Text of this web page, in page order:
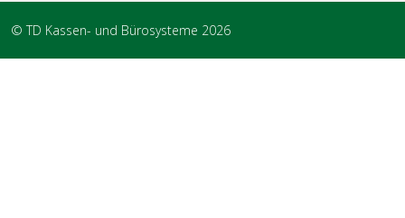
© TD Kassen- und Bürosysteme 2026